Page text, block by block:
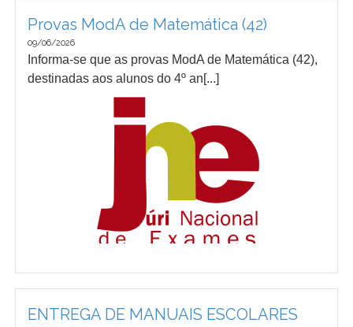
Provas ModA de Matemática (42)
09/06/2026
Informa-se que as provas ModA de Matemática (42),
destinadas aos alunos do 4º an[...]
ENTREGA DE MANUAIS ESCOLARES